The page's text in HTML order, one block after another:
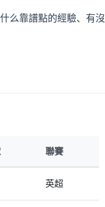
么靠譜點的經驗、有
聯賽
英超